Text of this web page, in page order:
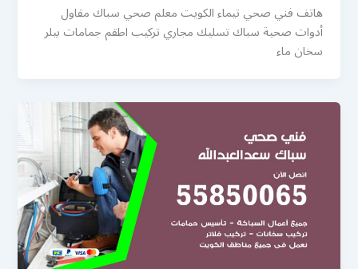
هاتف فني صحي تيماء الكويت معلم صحي سباك مقاول
أدوات صحية سباك تسليك مجاري تركيب اطقم جمامات بيلر
سخان ماء